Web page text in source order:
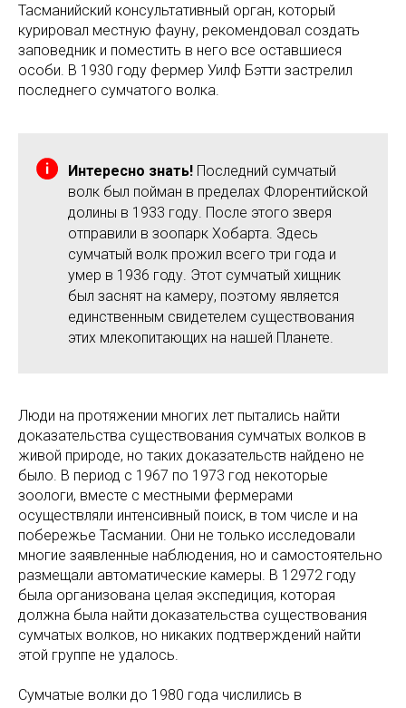
Тасманийский консультативный орган, который
курировал местную фауну, рекомендовал создать
заповедник и поместить в него все оставшиеся
особи. В 1930 году фермер Уилф Бэтти застрелил
последнего сумчатого волка.
Интересно знать! Последний сумчатый
волк был пойман в пределах Флорентийской
долины в 1933 году. После этого зверя
отправили в зоопарк Хобарта. Здесь
сумчатый волк прожил всего три года и
умер в 1936 году. Этот сумчатый хищник
был заснят на камеру, поэтому является
единственным свидетелем существования
этих млекопитающих на нашей Планете.
Люди на протяжении многих лет пытались найти
доказательства существования сумчатых волков в
живой природе, но таких доказательств найдено не
было. В период с 1967 по 1973 год некоторые
зоологи, вместе с местными фермерами
осуществляли интенсивный поиск, в том числе и на
побережье Тасмании. Они не только исследовали
многие заявленные наблюдения, но и самостоятельно
размещали автоматические камеры. В 12972 году
была организована целая экспедиция, которая
должна была найти доказательства существования
сумчатых волков, но никаких подтверждений найти
этой группе не удалось.
Сумчатые волки до 1980 года числились в